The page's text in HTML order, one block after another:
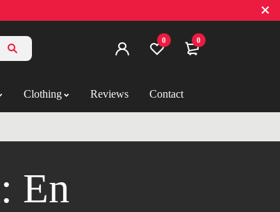
0 0
Clothing Reviews Contact
En